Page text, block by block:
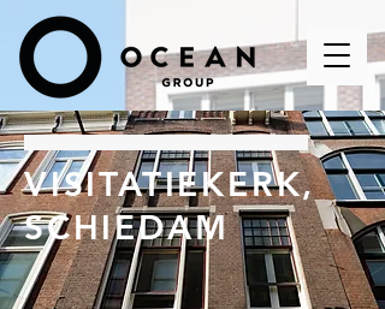
VISITATIEKERK,
SCHIEDAM